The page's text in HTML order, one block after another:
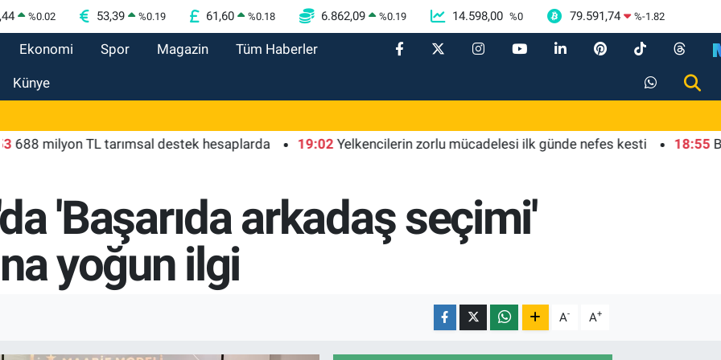
%0.02 53,39 %0.19 61,60 %0.18 6.862,09 %0.19 14.598,00 %0 79.591,74 %-1.82
Ekonomi Spor Magazin Tüm Haberler
Künye
TL tarımsal destek hesaplarda 19:02 Yelkencilerin zorlu mücadelesi ilk günde nefes kesti 18:55
'Başarıda arkadaş seçimi'
yoğun ilgi
A- A+